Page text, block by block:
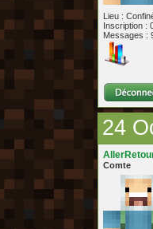
Lieu :
Inscription :
Messages :
24
Comte